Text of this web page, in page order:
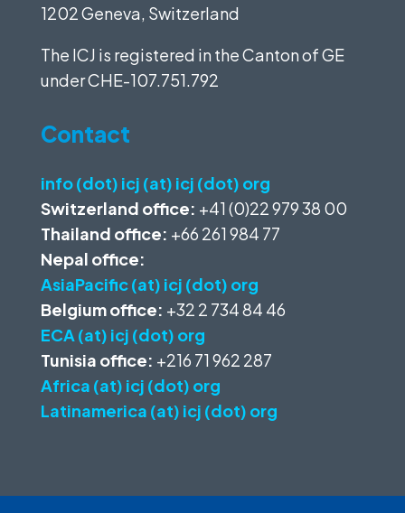
1202 Geneva, Switzerland
The ICJ is registered in the Canton of GE
underCHE-107.751.792
Contact
info (dot) icj (at) icj (dot) org
Switzerland office: +41 (0)22 979 38 00
Thailand office: +66 261 984 77
Nepal office:
AsiaPacific (at) icj (dot) org
Belgium office: +32 2 734 84 46
ECA (at) icj (dot) org
Tunisia office: +216 71 962 287
Africa (at) icj (dot) org
Latinamerica (at) icj (dot) org